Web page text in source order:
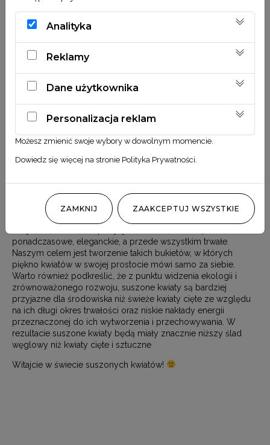
Oferta
ponadczasowe, eleganckie, a przede wszystkim trwałe.
Naszym celem jest tworzenie takich bukietów, w których
piękno kwiatów w swojej prostocie mówi samo za siebie.
Warto również podkreślić, że z punktu widzenia ekologii i
zrównoważonego rozwoju, suszone kwiaty są bardziej
przyjazne dla środowiska niż świeże kwiaty cięte ze względu
na ich długi okres trwałości oraz niskie nakłady energii
przeznaczonej do ich wytworzenia i przechowywania. W
rezultacie suszone kwiaty będą miały znacznie niższy ślad
węglowy niż kwiaty cięte i sztuczne
Witajcie w świecie suszonych kwiatów!
Analityka
Reklamy
Dane użytkownika
Personalizacja reklam
Możesz zmienić swoje wybory w dowolnym momencie.
Dowiedz się więcej na stronie Polityka Prywatności.
ZAMKNIJ ZAAKCEPTUJ WSZYSTKIE